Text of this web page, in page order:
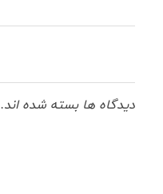
دیدگاه ها بسته شده اند.